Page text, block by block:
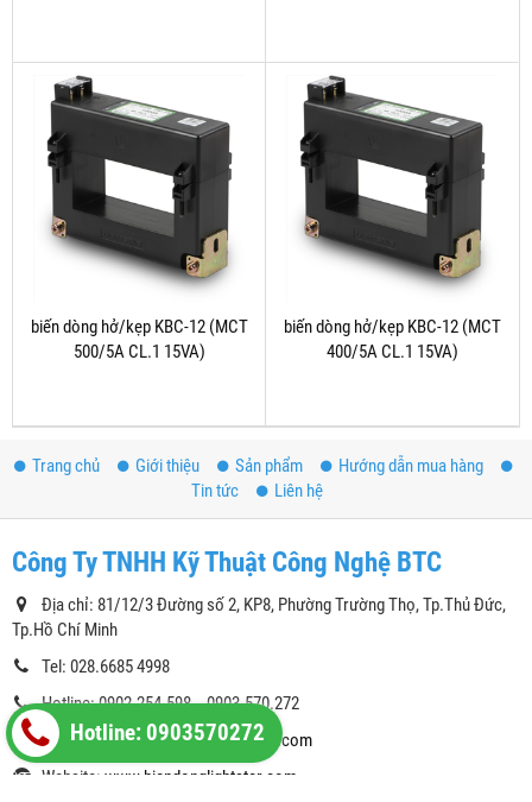
biến dòng hở/kẹp KBC-12 (MCT
500/5A CL.1 15VA)
biến dòng hở/kẹp KBC-12 (MCT
400/5A CL.1 15VA)
Trang chủ Giới thiệu Sản phẩm
Hướng dẫn mua hàng
Tin tức
Liên hệ
Công Ty TNHH Kỹ Thuật Công Nghệ BTC
Địa chỉ: 81/12/3 Đường số 2, KP8, Phường Trường Thọ, Tp.Thủ Đức,
Tp.Hồ Chí Minh
Tel: 028.6685 4998
Hotline: 0902.254.598 - 0903.570.272
Email:kythuatcongnghebtc@gmail.com
Website: www.biendonglightstar.com
Hotline: 0903570272